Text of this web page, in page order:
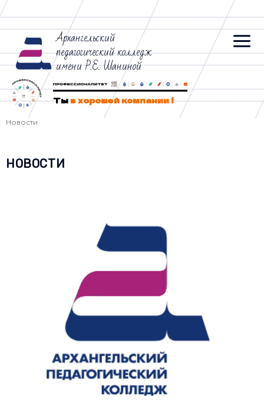
Архангельский
педагогический колледж
имени Р.Е. Шаниной
Тыв хорошей компании !
Новости
НОВОСТИ